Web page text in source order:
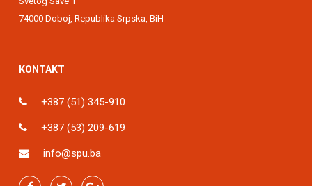
74000 Doboj, Republika Srpska, BiH
KONTAKT
+387 (51) 345-910
+387 (53) 209-619
info@spu.ba